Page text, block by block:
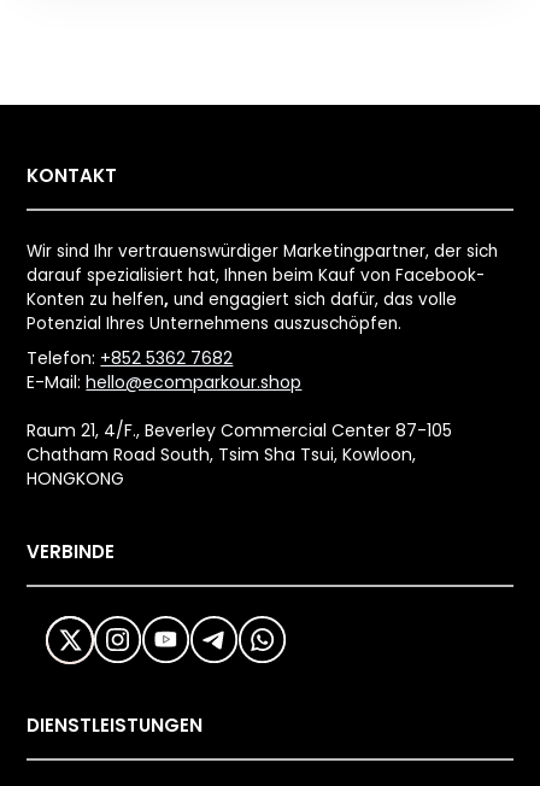
KONTAKT
Wir sind Ihr vertrauenswürdiger Marketingpartner, der sich
darauf spezialisiert hat, Ihnen beim Kauf von Facebook-
Konten zu helfen, und engagiert sich dafür, das volle
Potenzial Ihres Unternehmens auszuschöpfen.
Telefon: +852 5362 7682
E-Mail:hello@ecomparkour.shop
Raum 21, 4/F., Beverley Commercial Center 87-105
Chatham Road South, Tsim Sha Tsui, Kowloon,
HONGKONG
VERBINDE
DIENSTLEISTUNGEN